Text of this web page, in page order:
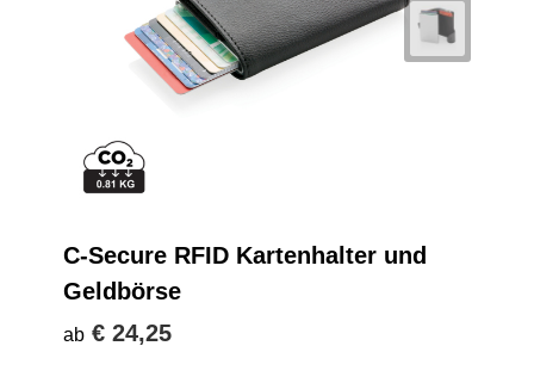
C-Secure RFID Kartenhalter und
Geldbörse
ab € 24,25